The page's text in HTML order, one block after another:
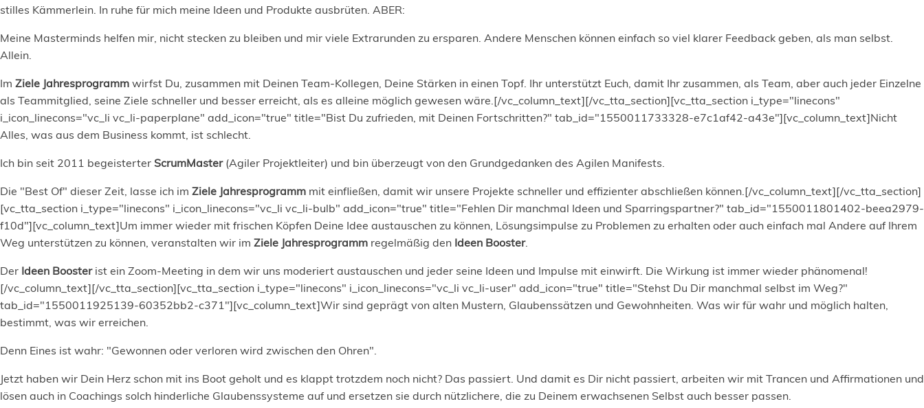
stilles Kämmerlein. In ruhe für mich meine Ideen und Produkte ausbrüten. ABER:
Meine Masterminds helfen mir, nicht stecken zu bleiben und mir viele Extrarunden zu ersparen. Andere Menschen können einfach so viel klarer Feedback geben, als man selbst.
Allein.
Im Ziele Jahresprogrammwirfst Du, zusammen mit Deinen Team-Kollegen, Deine Stärken in einen Topf. Ihr unterstützt Euch, damit Ihr zusammen, als Team, aber auch jeder Einzelne
als Teammitglied, seine Ziele schneller und besser erreicht, als es alleine möglich gewesen wäre.[/vc_column_text][/vc_tta_section][vc_tta_section i_type="linecons"
i_icon_linecons="vc_li vc_li-paperplane" add_icon="true" title="Bist Du zufrieden, mit Deinen Fortschritten?" tab_id="1550011733328-e7c1af42-a43e"][vc_column_text]Nicht
Alles, was aus dem Business kommt, ist schlecht.
Ich bin seit 2011 begeisterter ScrumMaster(Agiler Projektleiter) und bin überzeugt von den Grundgedanken des Agilen Manifests.
Die "Best Of" dieser Zeit, lasse ich im Ziele Jahresprogramm mit einfließen, damit wir unsere Projekte schneller und effizienter abschließen können.[/vc_column_text][/vc_tta_section]
[vc_tta_section i_type="linecons" i_icon_linecons="vc_li vc_li-bulb" add_icon="true" title="Fehlen Dir manchmal Ideen und Sparringspartner?" tab_id="1550011801402-beea2979-
f10d"][vc_column_text]Um immer wieder mit frischen Köpfen Deine Idee austauschen zu können, Lösungsimpulse zu Problemen zu erhalten oder auch einfach mal Andere auf Ihrem
Weg unterstützen zu können, veranstalten wir im Ziele Jahresprogramm regelmäßig den Ideen Booster.
Der Ideen Boosterist ein Zoom-Meeting in dem wir uns moderiert austauschen und jeder seine Ideen und Impulse mit einwirft. Die Wirkung ist immer wieder phänomenal!
[/vc_column_text][/vc_tta_section][vc_tta_section i_type="linecons" i_icon_linecons="vc_li vc_li-user" add_icon="true" title="Stehst Du Dir manchmal selbst im Weg?"
tab_id="1550011925139-60352bb2-c371"][vc_column_text]Wir sind geprägt von alten Mustern, Glaubenssätzen und Gewohnheiten. Was wir für wahr und möglich halten,
bestimmt, was wir erreichen.
Denn Eines ist wahr: "Gewonnen oder verloren wird zwischen den Ohren".
Jetzt haben wir Dein Herz schon mit ins Boot geholt und es klappt trotzdem noch nicht? Das passiert. Und damit es Dir nicht passiert, arbeiten wir mit Trancen und Affirmationen und
lösen auch in Coachings solch hinderliche Glaubenssysteme auf und ersetzen sie durch nützlichere, die zu Deinem erwachsenen Selbst auch besser passen.